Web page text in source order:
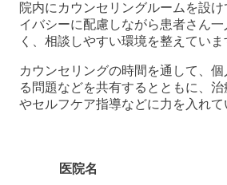
院内にカウンセリングルームを設
イバシーに配慮しながら患者さん
く、相談しやすい環境を整えていま
カウンセリングの時間を通して、
る問題などを共有するとともに、
やセルフケア指導などに力を入れて
医院名